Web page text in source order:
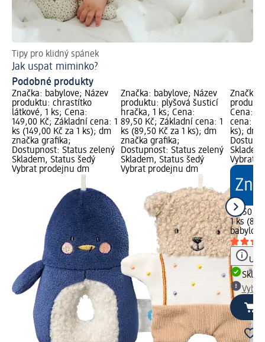
Tipy pro klidný spánek
Jak uspat miminko?
Podobné produkty
Značka: babylove; Název
produktu: chrastítko
látkové, 1 ks; Cena:
149,00 Kč; Základní cena: 1
ks (149,00 Kč za 1 ks); dm
značka grafika;
Dostupnost: Status zelený
Skladem, Status šedý
Vybrat prodejnu dm
Značka: babylove; Název
produktu: plyšová šusticí
hračka, 1 ks; Cena:
89,50 Kč; Základní cena: 1
ks (89,50 Kč za 1 ks); dm
značka grafika;
Dostupnost: Status zelený
Skladem, Status šedý
Vybrat prodejnu dm
Značka:
Cena:
cena: 1
ks); dm
Vybrat
89,50 Kč
1 ks
babylove